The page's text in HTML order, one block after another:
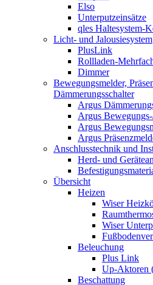
Elso
Unterputzeinsätze
qles Haltesystem-
Licht- und Jalousiesystem
PlusLink
Rollladen-
Dimmer
Bewegungsmelder,
Dämmerungsschalter
Argus
Argus
Argus
Argus
Anschlusstechnik und
Herd- und
Übersicht
Heizen
Wiser
Wiser
Beleuchung
Plus Link
Up-Aktoren
Beschattung